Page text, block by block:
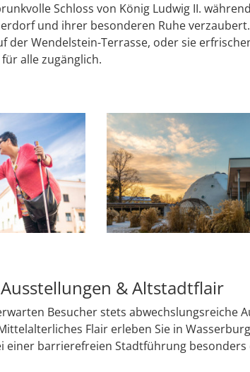
Schloss von König Ludwig II.
und ihrer besonderen Ruhe
der Wendelstein-Terrasse, oder sie
alle zugänglich.
& Altstadtflair
Besucher stets abwechslungsreiche
Flair erleben Sie in
einer barrierefreien Stadtführung